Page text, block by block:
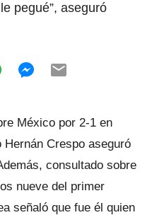
pegué”, aseguró
México por 2-1 en
Crespo aseguró
consultado sobre
nueve del primer
señaló que fue él quien